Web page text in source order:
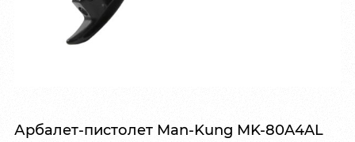
Арбалет-пистолет Man-Kung MK-80A4AL